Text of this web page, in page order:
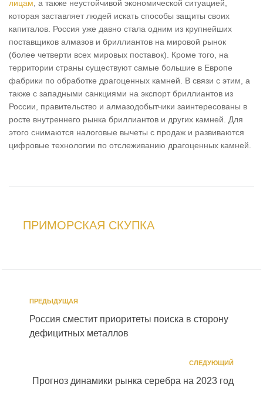
лицам, а также неустойчивой экономической ситуацией,
которая заставляет людей искать способы защиты своих
капиталов. Россия уже давно стала одним из крупнейших
поставщиков алмазов и бриллиантов на мировой рынок
(более четверти всех мировых поставок). Кроме того, на
территории страны существуют самые большие в Европе
фабрики по обработке драгоценных камней. В связи с этим, а
также с западными санкциями на экспорт бриллиантов из
России, правительство и алмазодобытчики заинтересованы в
росте внутреннего рынка бриллиантов и других камней. Для
этого снимаются налоговые вычеты с продаж и развиваются
цифровые технологии по отслеживанию драгоценных камней.
ПРИМОРСКАЯ СКУПКА
ПРЕДЫДУЩАЯ
Россия сместит приоритеты поиска в сторону
дефицитных металлов
СЛЕДУЮЩИЙ
Прогноз динамики рынка серебра на 2023 год